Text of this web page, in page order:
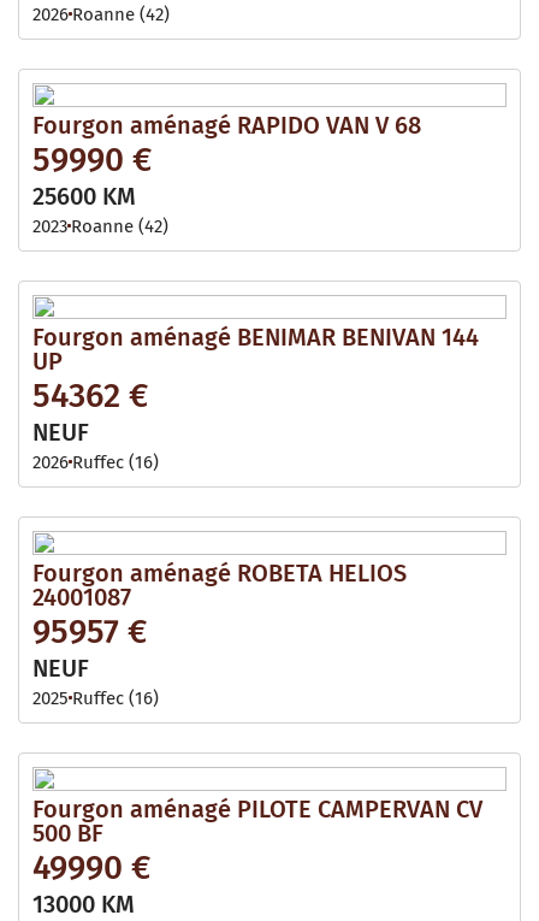
2026 Roanne (42)
Fourgon aménagé RAPIDO VAN V 68
59990 €
25600 KM
2023 Roanne (42)
Fourgon aménagé BENIMAR BENIVAN 144
UP
54362 €
NEUF
2026 Ruffec (16)
Fourgon aménagé ROBETA HELIOS
24001087
95957 €
NEUF
2025 Ruffec (16)
Fourgon aménagé PILOTE CAMPERVAN CV
500 BF
49990 €
13000 KM